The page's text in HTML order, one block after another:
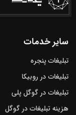
سایر خدمات
تبلیغات پنجره
تبلیغات در روبیکا
تبلیغات در گوگل‌ پلی
هزینه تبلیغات در گوگل